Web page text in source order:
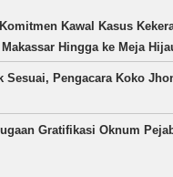
Kawal Kasus
Hingga ke Meja
Sesuai, Pengacara Koko
Gratifikasi Oknum